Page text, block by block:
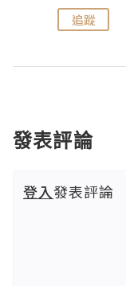
追蹤
發表評論
登入發表評論